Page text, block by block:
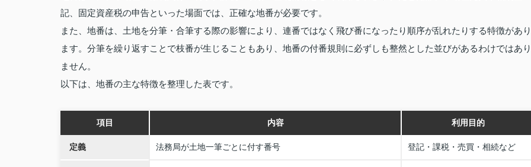
記、固定資産税の申告といった場面では、正確な地番が必要です。
また、地番は、土地を分筆・合筆する際の影響により、連番ではなく飛び番になったり順序が乱れたりする特徴があり
ます。分筆を繰り返すことで枝番が生じることもあり、地番の付番規則に必ずしも整然とした並びがあるわけではあり
ません。
以下は、地番の主な特徴を整理した表です。
項目 内容 利用目的
定義 法務局が土地一筆ごとに付す番号 登記・課税・売買・相続など